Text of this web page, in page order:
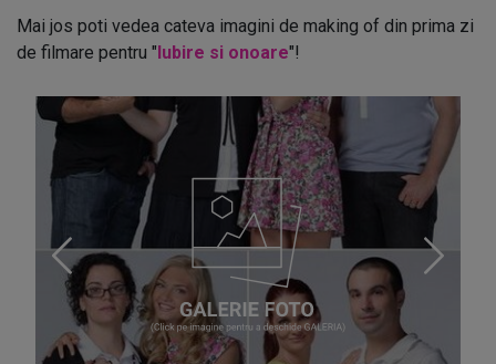
Mai jos poti vedea cateva imagini de making of din prima zi
de filmare pentru "Iubire si onoare"!